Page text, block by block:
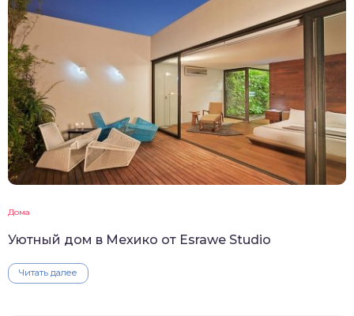
Дома
Уютный дом в Мехико от Esrawe Studio
Читать далее